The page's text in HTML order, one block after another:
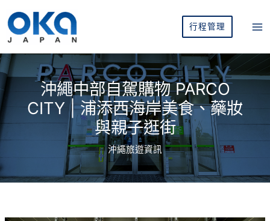
至
內
容
行程管理
沖繩中部自駕購物 PARCO
CITY | 浦添西海岸美食、藥妝
與親子逛街
沖繩旅遊資訊